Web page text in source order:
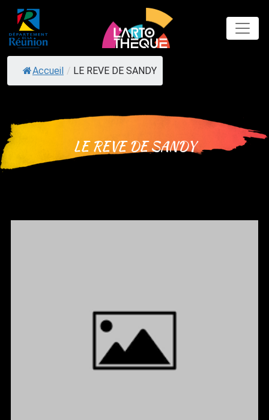
Skip
content
Accueil / LE REVE DE SANDY
LE REVE DE SANDY